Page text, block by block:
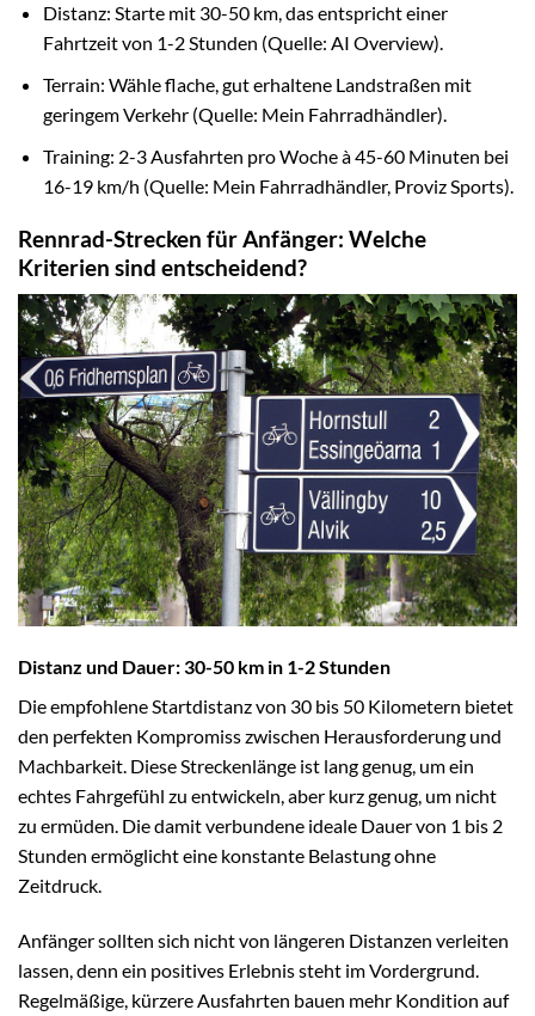
Distanz: Starte mit 30-50 km, das entspricht einer
Fahrtzeit von 1-2 Stunden (Quelle: AI Overview).
Terrain: Wähle flache, gut erhaltene Landstraßen mit
geringem Verkehr (Quelle: Mein Fahrradhändler).
Training: 2-3 Ausfahrten pro Woche à 45-60 Minuten bei
16-19 km/h (Quelle: Mein Fahrradhändler, Proviz Sports).
Rennrad-Strecken für Anfänger: Welche
Kriterien sind entscheidend?
Distanz und Dauer: 30-50 km in 1-2 Stunden
Die empfohlene Startdistanz von 30 bis 50 Kilometern bietet
den perfekten Kompromiss zwischen Herausforderung und
Machbarkeit. Diese Streckenlänge ist lang genug, um ein
echtes Fahrgefühl zu entwickeln, aber kurz genug, um nicht
zu ermüden. Die damit verbundene ideale Dauer von 1 bis 2
Stunden ermöglicht eine konstante Belastung ohne
Zeitdruck.
Anfänger sollten sich nicht von längeren Distanzen verleiten
lassen, denn ein positives Erlebnis steht im Vordergrund.
Regelmäßige, kürzere Ausfahrten bauen mehr Kondition auf